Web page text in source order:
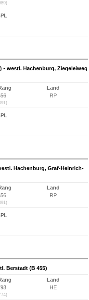
- westl. Hachenburg, Ziegeleiweg
Land
RP
Hachenburg, Graf-Heinrich-
Land
RP
Berstadt (B 455)
Land
HE